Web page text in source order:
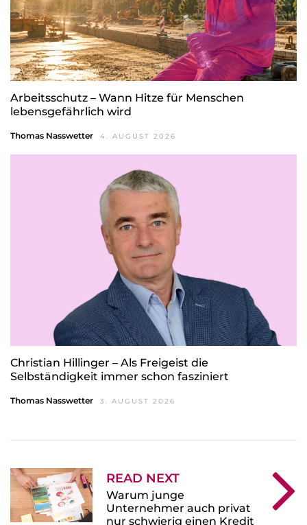
Arbeitsschutz – Wann Hitze für Menschen
lebensgefährlich wird
Thomas Nasswetter 4. AUGUST 2026
Christian Hillinger – Als Freigeist die
Selbständigkeit immer schon fasziniert
Thomas Nasswetter 3. AUGUST 2026
READ NEXT
Warum junge
Unternehmer auch privat
nur schwierig einen Kredit